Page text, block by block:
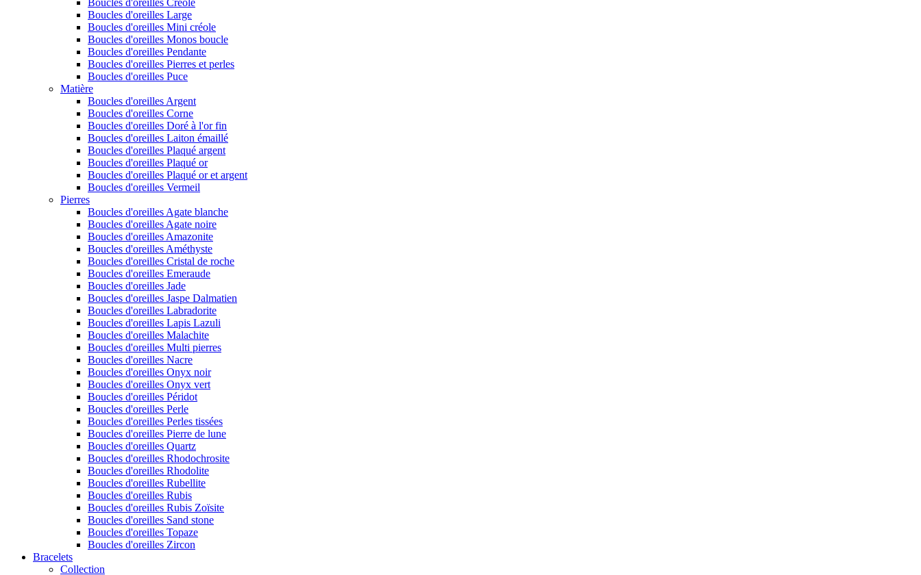
Boucles d'oreilles Créole
Boucles d'oreilles Large
Boucles d'oreilles Mini créole
Boucles d'oreilles Monos boucle
Boucles d'oreilles Pendante
Boucles d'oreilles Pierres et perles
Boucles d'oreilles Puce
Matière
Boucles d'oreilles Argent
Boucles d'oreilles Corne
Boucles d'oreilles Doré à l'or fin
Boucles d'oreilles Laiton émaillé
Boucles d'oreilles Plaqué argent
Boucles d'oreilles Plaqué or
Boucles d'oreilles Plaqué or et argent
Boucles d'oreilles Vermeil
Pierres
Boucles d'oreilles Agate blanche
Boucles d'oreilles Agate noire
Boucles d'oreilles Amazonite
Boucles d'oreilles Améthyste
Boucles d'oreilles Cristal de roche
Boucles d'oreilles Emeraude
Boucles d'oreilles Jade
Boucles d'oreilles Jaspe Dalmatien
Boucles d'oreilles Labradorite
Boucles d'oreilles Lapis Lazuli
Boucles d'oreilles Malachite
Boucles d'oreilles Multi pierres
Boucles d'oreilles Nacre
Boucles d'oreilles Onyx noir
Boucles d'oreilles Onyx vert
Boucles d'oreilles Péridot
Boucles d'oreilles Perle
Boucles d'oreilles Perles tissées
Boucles d'oreilles Pierre de lune
Boucles d'oreilles Quartz
Boucles d'oreilles Rhodochrosite
Boucles d'oreilles Rhodolite
Boucles d'oreilles Rubellite
Boucles d'oreilles Rubis
Boucles d'oreilles Rubis Zoïsite
Boucles d'oreilles Sand stone
Boucles d'oreilles Topaze
Boucles d'oreilles Zircon
Bracelets
Collection